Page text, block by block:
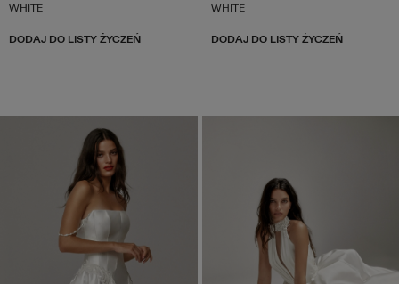
WHITE
DODAJ DO LISTY ŻYCZEŃ
WHITE
DODAJ DO LISTY ŻYCZEŃ